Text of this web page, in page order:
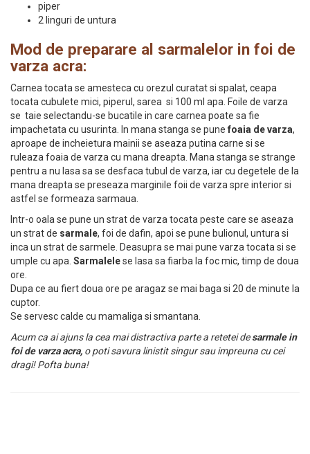
piper
2 linguri de untura
Mod de preparare al sarmalelor in foi de
varza acra:
Carnea tocata se amesteca cu orezul curatat si spalat, ceapa
tocata cubulete mici, piperul, sarea si 100 ml apa. Foile de varza
se taie selectandu-se bucatile in care carnea poate sa fie
impachetata cu usurinta. In mana stanga se pune foaia de varza,
aproape de incheietura mainii se aseaza putina carne si se
ruleaza foaia de varza cu mana dreapta. Mana stanga se strange
pentru a nu lasa sa se desfaca tubul de varza, iar cu degetele de la
mana dreapta se preseaza marginile foii de varza spre interior si
astfel se formeaza sarmaua.
Intr-o oala se pune un strat de varza tocata peste care se aseaza
un strat de sarmale, foi de dafin, apoi se pune bulionul, untura si
inca un strat de sarmele. Deasupra se mai pune varza tocata si se
umple cu apa. Sarmalelese lasa sa fiarba la foc mic, timp de doua
ore.
Dupa ce au fiert doua ore pe aragaz se mai baga si 20 de minute la
cuptor.
Se servesc calde cu mamaliga si smantana.
Acum ca ai ajuns la cea mai distractiva parte a retetei desarmale in
foi de varza acra, o poti savura linistit singur sau impreuna cu cei
dragi! Pofta buna!